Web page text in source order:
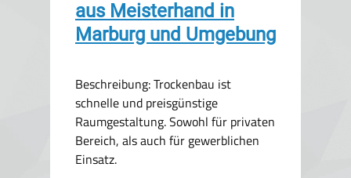
aus Meisterhand in
Marburg und Umgebung
Beschreibung: Trockenbau ist
schnelle und preisgünstige
Raumgestaltung. Sowohl für privaten
Bereich, als auch für gewerblichen
Einsatz.